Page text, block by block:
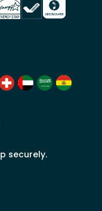
securely.